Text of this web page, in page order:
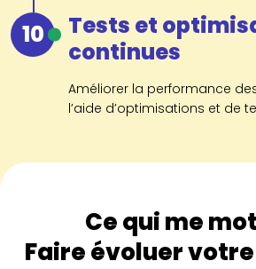
10
Tests et
continues
Améliorer la performance
l’aide d’optimisations et de
Ce qui me
Faire évoluer